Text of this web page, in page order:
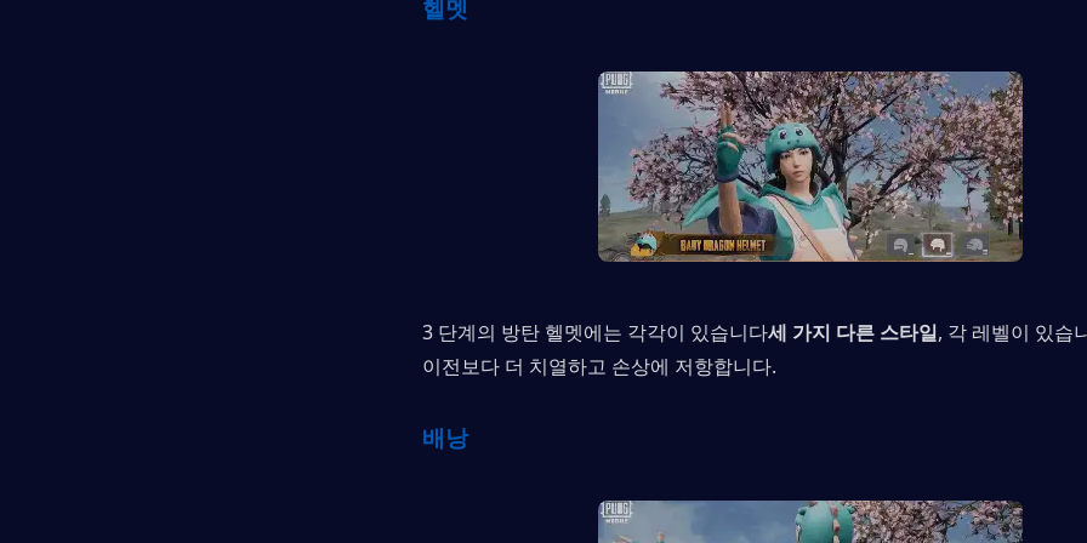
헬멧
3 단계의 방탄 헬멧에는 각각이 있습니다세 가지 다른 스타일, 각 레벨이 있습
이전보다 더 치열하고 손상에 저항합니다.
배낭